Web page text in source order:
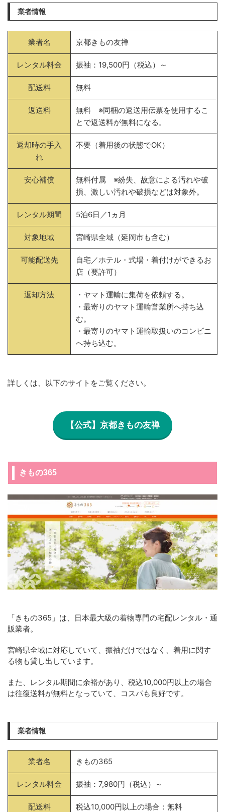
業者情報
業者名 京都きもの友禅
レンタル料金 振袖：19,500円（税込）～
配送料 無料
返送料
無料 ※同梱の返送用伝票を使用するこ
とで返送料が無料になる。
返却時の手入
れ
不要（着用後の状態でOK）
安心補償
無料付属 ※紛失、故意による汚れや破
損、激しい汚れや破損などは対象外。
レンタル期間 5泊6日／1ヵ月
対象地域 宮崎県全域（延岡市も含む）
可能配送先
自宅／ホテル・式場・着付けができるお
店（要許可）
返却方法
・ヤマト運輸に集荷を依頼する。
・最寄りのヤマト運輸営業所へ持ち込
む。
・最寄りのヤマト運輸取扱いのコンビニ
へ持ち込む。
詳しくは、以下のサイトをご覧ください。
【公式】京都きもの友禅
きもの365
「きもの365」は、日本最大級の着物専門の宅配レンタル・通
販業者。
宮崎県全域に対応していて、振袖だけではなく、着用に関す
る物も貸し出しています。
また、レンタル期間に余裕があり、税込10,000円以上の場合
は往復送料が無料となっていて、コスパも良好です。
業者情報
業者名 きもの365
レンタル料金 振袖：7,980円（税込）～
配送料 税込10,000円以上の場合：無料